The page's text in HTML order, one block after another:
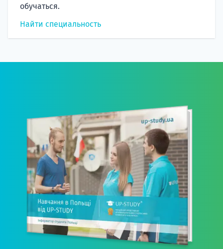
обучаться.
Найти специальность